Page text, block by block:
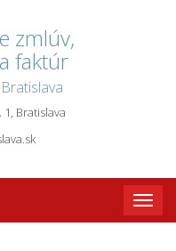
zmlúv,
faktúr
Bratislava
Toggle